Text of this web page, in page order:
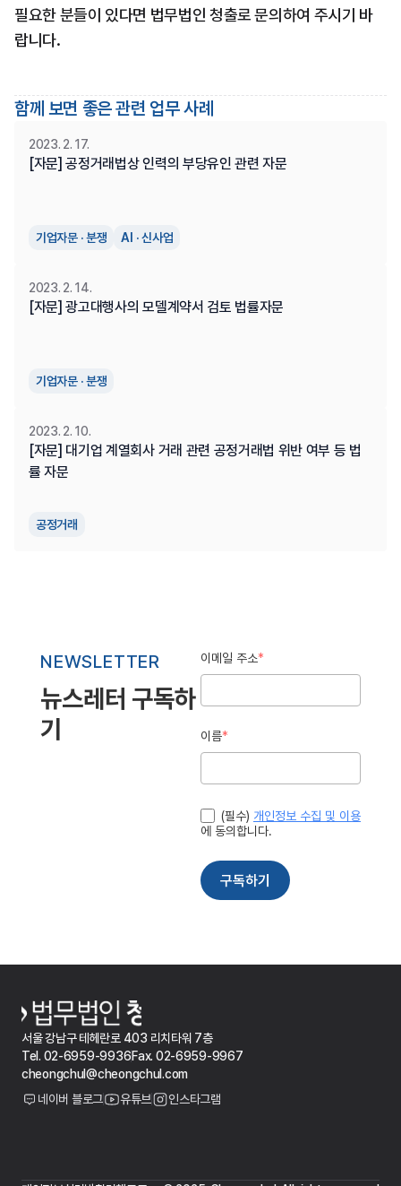
필요한 분들이 있다면 법무법인 청출로 문의하여 주시기 바
랍니다.
함께 보면 좋은 관련 업무 사례
기업자문 · 분쟁 AI · 신사업
[자문] 공정거래법상 인력의 부당유인 관련 자문
2023. 2. 17.
기업자문 · 분쟁
[자문] 광고대행사의 모델계약서 검토 법률자문
2023. 2. 14.
공정거래
[자문] 대기업 계열회사 거래 관련 공정거래법 위반 여부 등 법
률 자문
2023. 2. 10.
서울 강남구 테헤란로 403 리치타워 7층
Tel. 02-6959-9936Fax. 02-6959-9967
cheongchul@cheongchul.com
네이버 블로그
유튜브 인스타그램